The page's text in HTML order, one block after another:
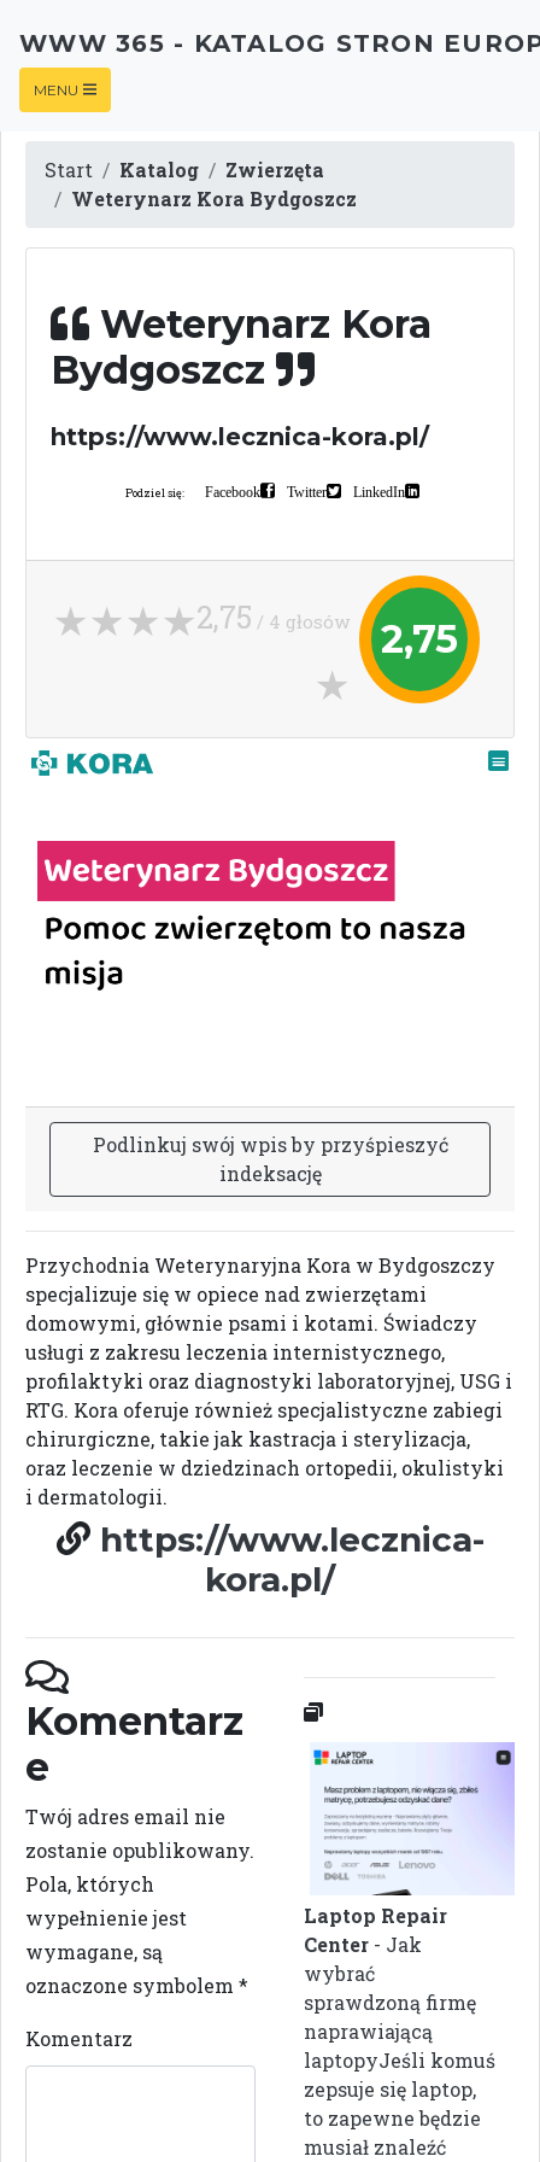
WWW 365 - KATALOG STRON
MENU
Start Katalog
Zwierzęta
Weterynarz Kora Bydgoszcz
Weterynarz Kora
Bydgoszcz
https://www.lecznica-kora.pl/
Podziel się: Facebook Twitter LinkedIn
2,75
2,75 / 4 głosów
Podlinkuj swój wpisby przyśpieszyć
indeksację
Przychodnia Weterynaryjna Kora w Bydgoszczy
specjalizuje się w opiece nad zwierzętami
domowymi, głównie psami i kotami. Świadczy
usługi z zakresu leczenia internistycznego,
profilaktyki oraz diagnostyki laboratoryjnej, USG i
RTG. Kora oferuje również specjalistyczne zabiegi
chirurgiczne, takie jak kastracja i sterylizacja,
oraz leczenie w dziedzinach ortopedii, okulistyki
i dermatologii.
https://www.lecznica-
kora.pl/
Komentarz
e
Twój adres email nie
zostanie opublikowany.
Pola, których
wypełnienie jest
wymagane, są
oznaczone symbolem *
Komentarz
Laptop Repair
Center - Jak
wybrać
sprawdzoną firmę
naprawiającą
laptopyJeśli komuś
zepsuje się laptop,
to zapewne będzie
musiał znaleźć